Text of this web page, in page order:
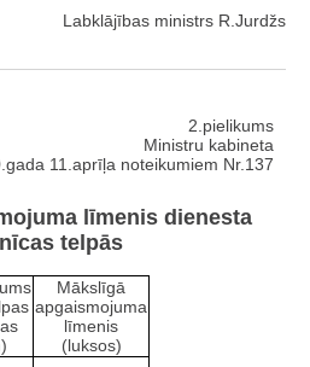
Labklājības ministrs R.Jurdžs
2.pielikums
Ministru kabineta
11.aprīļa noteikumiem Nr.137
līmenis dienesta
telpās
Mākslīgā
apgaismojuma
līmenis
(luksos)